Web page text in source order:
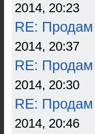
2014, 20:23
RE: Продам
2014, 20:37
RE:
2014, 20:30
RE:
2014, 20:46